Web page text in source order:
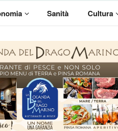
Sanità Cultura